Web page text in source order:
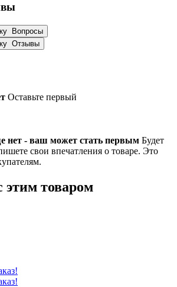
Вопросы
Отзывы
Оставьте первый
нет - ваш может стать первым Будет
свои впечатления о товаре. Это
товаром